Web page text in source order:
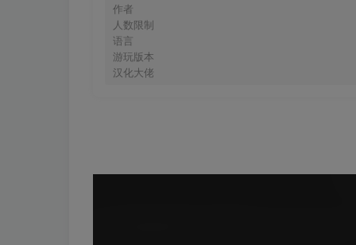
作者
人数限制
语言
游玩版本
汉化大佬